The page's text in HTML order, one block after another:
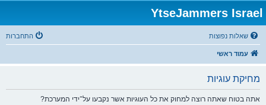
YtseJammers Israel
שאלות נפוצות התחברות
עמוד ראשי
מחיקת עוגיות
אתה בטוח שאתה רוצה למחוק את כל העוגיות אשר נקבעו על־ידי המערכת?